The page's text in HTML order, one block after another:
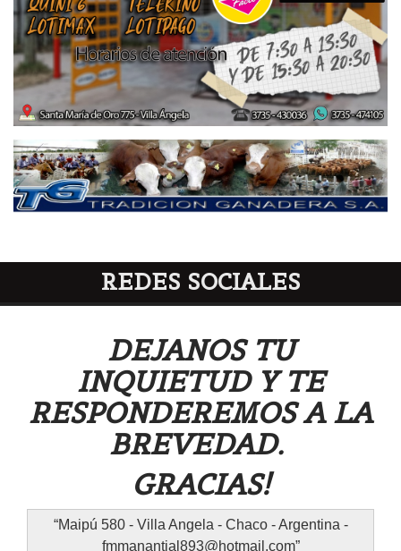
REDES SOCIALES
DEJANOS TU
INQUIETUD Y TE
RESPONDEREMOS A LA
BREVEDAD.
GRACIAS!
Maipú 580 - Villa Angela - Chaco - Argentina -
fmmanantial893@hotmail.com